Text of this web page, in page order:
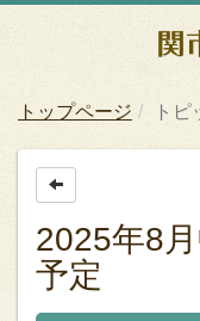
トップページ トピ
2025年8
予定